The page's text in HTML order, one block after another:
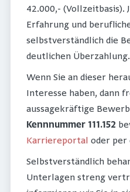
42.000,- (Vollzeitbasis).
Erfahrung und
selbstverständlich die
deutlichen Überzahlung.
Wenn Sie an dieser
Interesse haben, dann
aussagekräftige
Kennnummer 111.152
Karriereportal oder per
Selbstverständlich
Unterlagen streng